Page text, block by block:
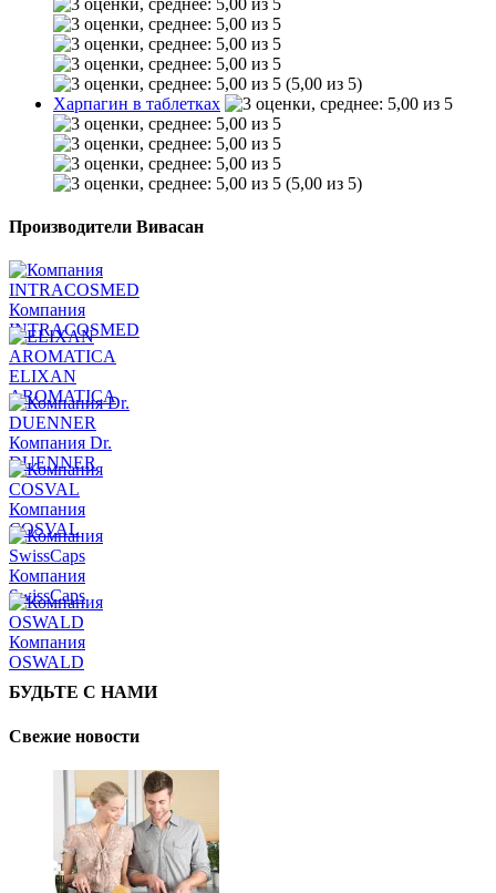
(5,00 из 5)
Харпагин в таблетках
(5,00 из 5)
Производители Вивасан
Компания
INTRACOSMED
ELIXAN
AROMATICA
Компания Dr.
DUENNER
Компания
COSVAL
Компания
SwissCaps
Компания
OSWALD
БУДЬТЕ С НАМИ
Свежие новости